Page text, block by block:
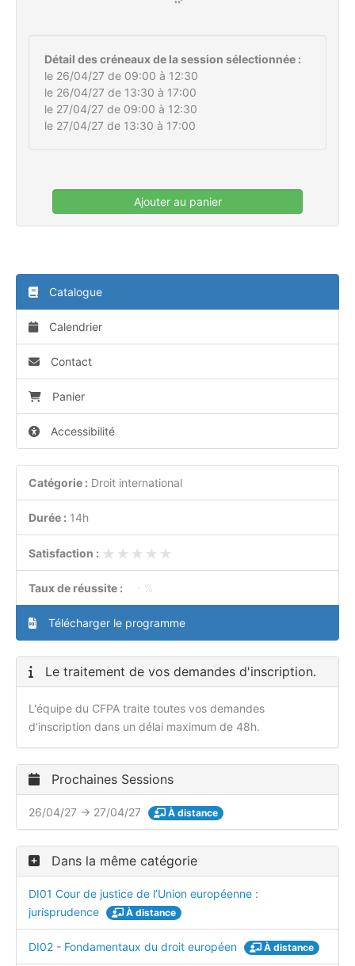
Détail des créneaux de la session sélectionnée :
le 26/04/27 de 09:00 à 12:30
le 26/04/27 de 13:30 à 17:00
le 27/04/27 de 09:00 à 12:30
le 27/04/27 de 13:30 à 17:00
Ajouter au panier
Catalogue
Calendrier
Contact
Panier
Accessibilité
Catégorie : Droit international
Durée : 14h
Satisfaction : ★★★★★
★★★★★
Taux de réussite : - %
Télécharger le programme
Le traitement de vos demandes d'inscription.
L'équipe du CFPA traite toutes vos demandes
d'inscription dans un délai maximum de 48h.
Prochaines Sessions
26/04/27 → 27/04/27 À distance
Dans la même catégorie
DI01 Cour de justice de l’Union européenne :
jurisprudence
À distance
DI02 - Fondamentaux du droit européen À distance